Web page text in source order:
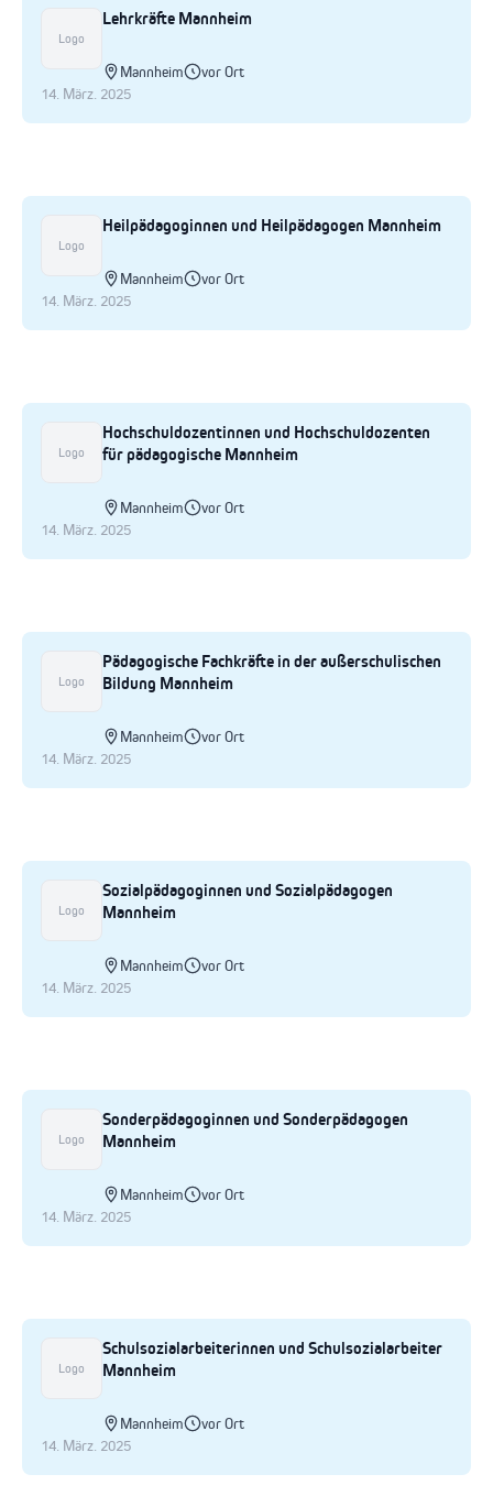
Logo
Lehrkräfte Mannheim
Mannheim
vor Ort
14. März. 2025
Logo
Heilpädagoginnen und Heilpädagogen Mannheim
Mannheim
vor Ort
14. März. 2025
Logo
Hochschuldozentinnen und Hochschuldozenten
für pädagogische Mannheim
Mannheim
vor Ort
14. März. 2025
Logo
Pädagogische Fachkräfte in der außerschulischen
Bildung Mannheim
Mannheim
vor Ort
14. März. 2025
Logo
Sozialpädagoginnen und Sozialpädagogen
Mannheim
Mannheim
vor Ort
14. März. 2025
Logo
Sonderpädagoginnen und Sonderpädagogen
Mannheim
Mannheim
vor Ort
14. März. 2025
Logo
Schulsozialarbeiterinnen und Schulsozialarbeiter
Mannheim
Mannheim
vor Ort
14. März. 2025